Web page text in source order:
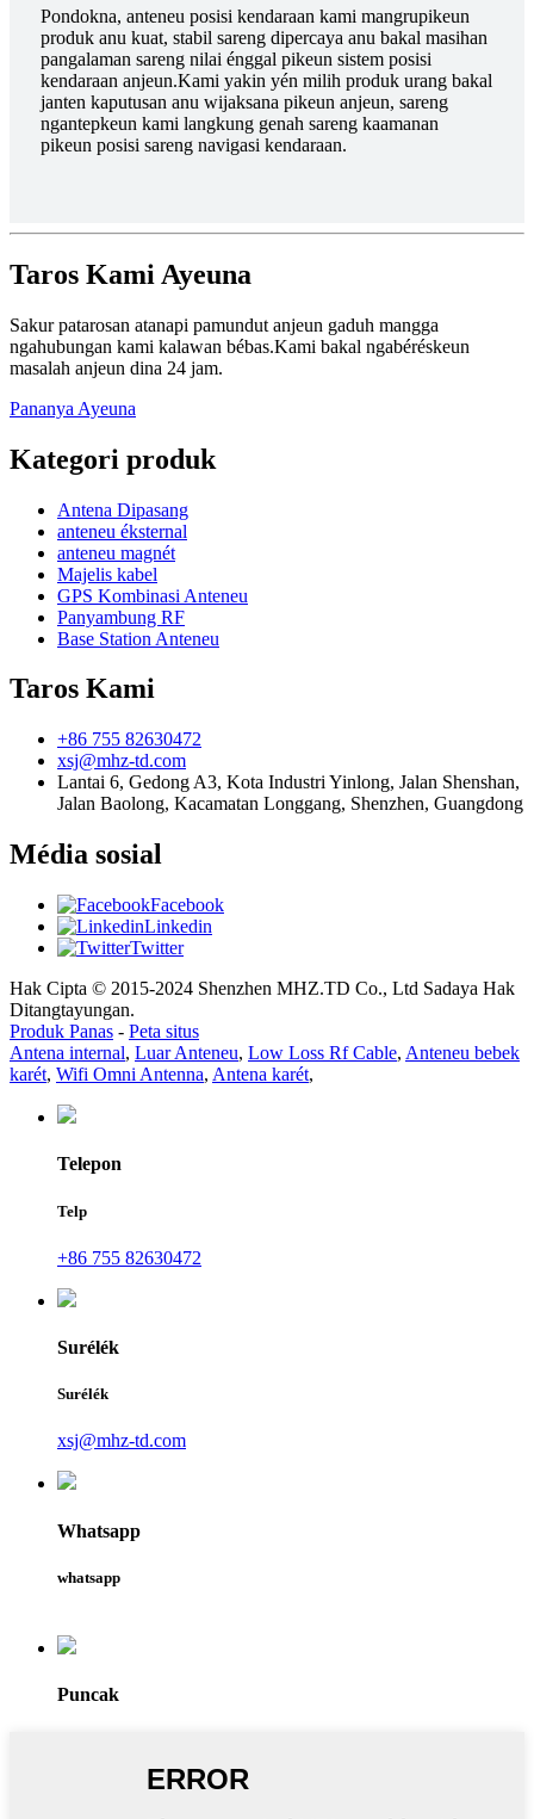
Pondokna, anteneu posisi kendaraan kami mangrupikeun
produk anu kuat, stabil sareng dipercaya anu bakal masihan
pangalaman sareng nilai énggal pikeun sistem posisi
kendaraan anjeun.Kami yakin yén milih produk urang bakal
janten kaputusan anu wijaksana pikeun anjeun, sareng
ngantepkeun kami langkung genah sareng kaamanan
pikeun posisi sareng navigasi kendaraan.
Taros Kami Ayeuna
Sakur patarosan atanapi pamundut anjeun gaduh mangga
ngahubungan kami kalawan bébas.Kami bakal ngabéréskeun
masalah anjeun dina 24 jam.
Pananya Ayeuna
Kategori produk
Antena Dipasang
anteneu éksternal
anteneu magnét
Majelis kabel
GPS Kombinasi Anteneu
Panyambung RF
Base Station Anteneu
Taros Kami
+86 755 82630472
xsj@mhz-td.com
Lantai 6, Gedong A3, Kota Industri Yinlong, Jalan Shenshan,
Jalan Baolong, Kacamatan Longgang, Shenzhen, Guangdong
Média sosial
Facebook
Linkedin
Twitter
Hak Cipta © 2015-2024 Shenzhen MHZ.TD Co., Ltd Sadaya Hak
Ditangtayungan.
Produk Panas - Peta situs
Antena internal, Luar Anteneu, Low Loss Rf Cable, Anteneu bebek
karét, Wifi Omni Antenna, Antena karét,
Telepon
Telp
+86 755 82630472
Surélék
Surélék
xsj@mhz-td.com
Whatsapp
whatsapp
Puncak